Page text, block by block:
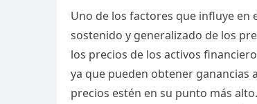
Uno de los factores que influye en
sostenido y generalizado de los
los precios de los activos
ya que pueden obtener ganancias
precios estén en su punto más